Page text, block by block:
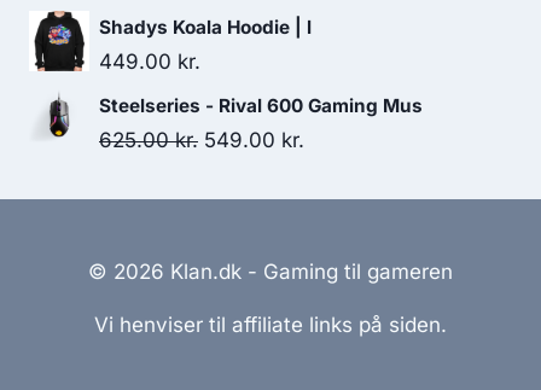
Shadys Koala Hoodie | l
449.00 kr.
Steelseries - Rival 600 Gaming Mus
625.00kr. Original
549.00 kr.
© 2026 Klan.dk - Gaming til gameren
Vi henviser til affiliate links på siden.